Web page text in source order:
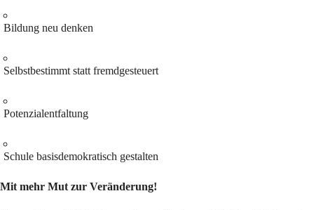
Bildung neu denken
Selbstbestimmt statt fremdgesteuert
Potenzialentfaltung
Schule basisdemokratisch gestalten
Mit mehr Mut zur Veränderung!